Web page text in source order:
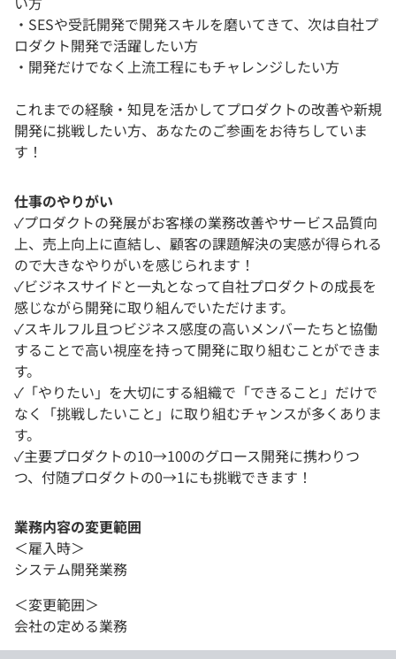
・SESや受託開発で開発スキルを磨いてきて、次は自社プ
ロダクト開発で活躍したい方
・開発だけでなく上流工程にもチャレンジしたい方
これまでの経験・知見を活かしてプロダクトの改善や新規
開発に挑戦したい方、あなたのご参画をお待ちしていま
す！
仕事のやりがい
✓プロダクトの発展がお客様の業務改善やサービス品質向
上、売上向上に直結し、顧客の課題解決の実感が得られる
ので大きなやりがいを感じられます！
✓ビジネスサイドと一丸となって自社プロダクトの成長を
感じながら開発に取り組んでいただけます。
✓スキルフル且つビジネス感度の高いメンバーたちと協働
することで高い視座を持って開発に取り組むことができま
す。
✓「やりたい」を大切にする組織で「できること」だけで
なく「挑戦したいこと」に取り組むチャンスが多くありま
す。
✓主要プロダクトの10→100のグロース開発に携わりつ
つ、付随プロダクトの0→1にも挑戦できます！
業務内容の変更範囲
＜雇入時＞
システム開発業務
＜変更範囲＞
会社の定める業務